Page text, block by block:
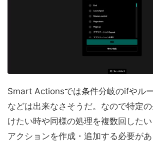
Smart Actionsでは条件分岐のifやル
などは出来なさそうだ。なので特定
けたい時や同様の処理を複数回した
アクションを作成・追加する必要があ